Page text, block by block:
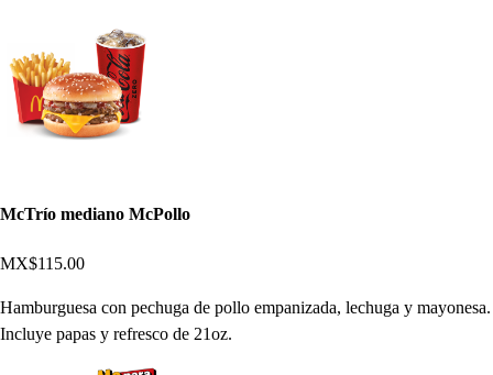
McTrío mediano McPollo
MX$115.00
Hamburguesa con pechuga de pollo empanizada, lechuga y mayonesa.
Incluye papas y refresco de 21oz.